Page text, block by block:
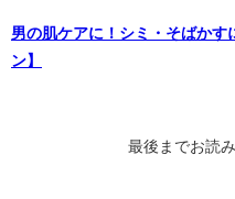
男の肌ケアに！シミ・そばか
ン】
最後までお読